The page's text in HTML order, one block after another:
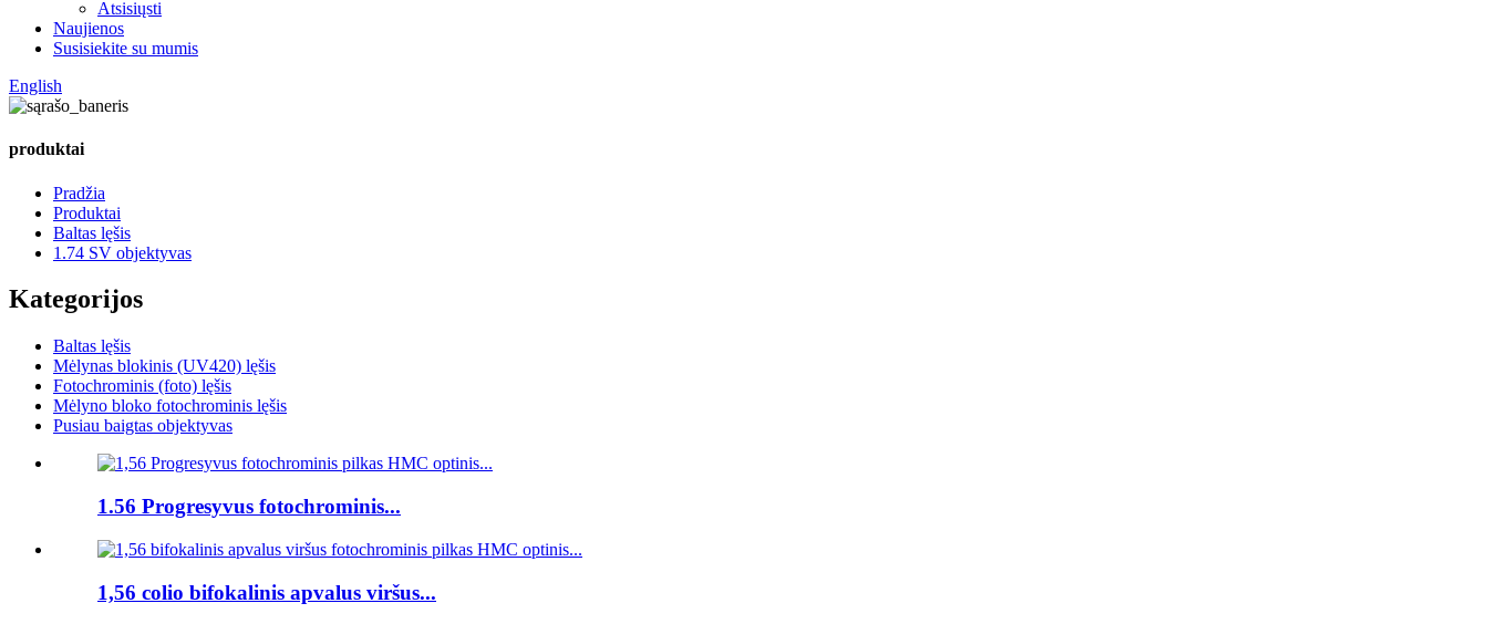
Atsisiųsti
Naujienos
Susisiekite su mumis
English
produktai
Pradžia
Produktai
Baltas lęšis
1.74 SV objektyvas
Kategorijos
Baltas lęšis
Mėlynas blokinis (UV420) lęšis
Fotochrominis (foto) lęšis
Mėlyno bloko fotochrominis lęšis
Pusiau baigtas objektyvas
1.56 Progresyvus fotochrominis...
1,56 colio bifokalinis apvalus viršus...